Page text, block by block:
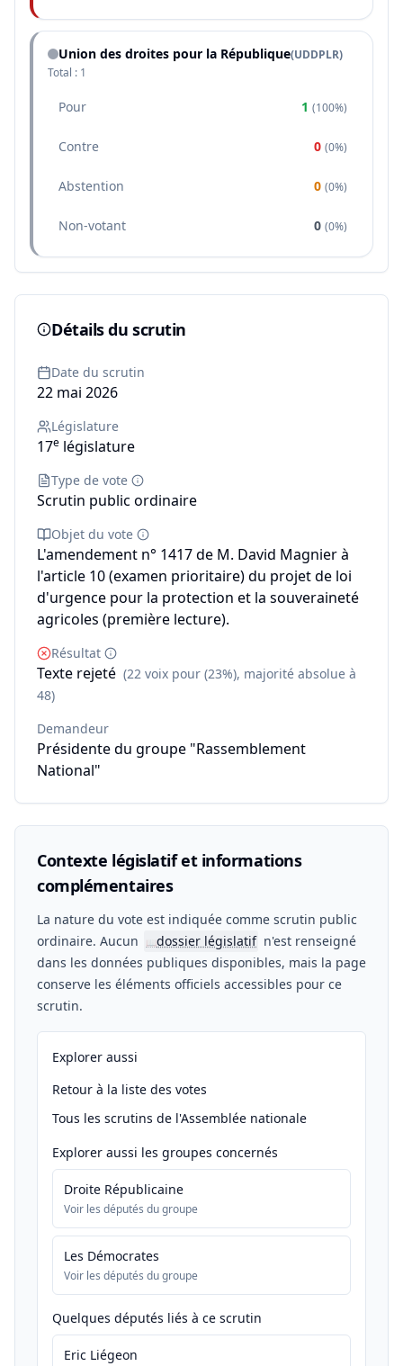
Union des droites pour la République(UDDPLR)
Total : 1
Pour 1 (100%)
Contre 0 (0%)
Abstention 0 (0%)
Non-votant 0 (0%)
Détails du scrutin
Date du scrutin
22 mai 2026
Législature
17e législature
Type de vote
Scrutin public ordinaire
Objet du vote
L'amendement n° 1417 de M. David Magnier à
l'article 10 (examen prioritaire) du projet de loi
d'urgence pour la protection et la souveraineté
agricoles (première lecture).
Résultat
Texte rejeté (22 voix pour (23%), majorité absolue à
48)
Demandeur
Présidente du groupe "Rassemblement
National"
Contexte législatif et informations
complémentaires
La nature du vote est indiquée comme scrutin public
ordinaire. Aucun
📖dossier législatif n'est renseigné
dans les données publiques disponibles, mais la page
conserve les éléments officiels accessibles pour ce
scrutin.
Explorer aussi
Retour à la liste des votes
Tous les scrutins de l'Assemblée nationale
Explorer aussi les groupes concernés
Droite Républicaine
Voir les députés du groupe
Les Démocrates
Voir les députés du groupe
Quelques députés liés à ce scrutin
Eric Liégeon